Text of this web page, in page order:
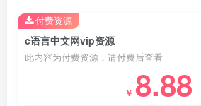
c语言中文网vip资源
此内容为付费资源，请付费后查看
￥ 8.88
付费资源